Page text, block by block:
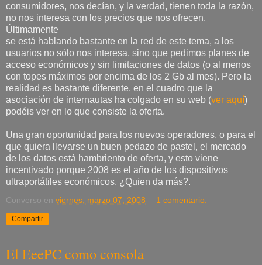
consumidores, nos decían, y la verdad, tienen toda la razón,
no nos interesa con los precios que nos ofrecen.
Últimamente
se está hablando bastante en la red de este tema, a los
usuarios no sólo nos interesa, sino que pedimos planes de
acceso económicos y sin limitaciones de datos (o al menos
con topes máximos por encima de los 2 Gb al mes). Pero la
realidad es bastante diferente, en el cuadro que la
asociación de internautas ha colgado en su web (ver aquí)
podéis ver en lo que consiste la oferta.
Una gran oportunidad para los nuevos operadores, o para el
que quiera llevarse un buen pedazo de pastel, el mercado
de los datos está hambriento de oferta, y esto viene
incentivado porque 2008 es el año de los dispositivos
ultraportátiles económicos. ¿Quien da más?.
Converso en viernes, marzo 07, 2008 1 comentario:
Compartir
El EeePC como consola